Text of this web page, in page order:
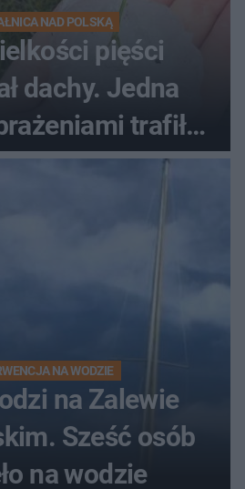
NAD POLSKĄ
pięści
dachy. Jedna
trafiła
szpitala
NA WODZIE
na Zalewie
Sześć osób
na wodzie